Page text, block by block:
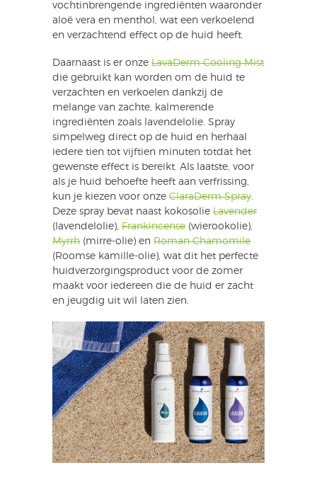
vochtinbrengende ingrediënten waaronder
aloë vera en menthol, wat een verkoelend
en verzachtend effect op de huid heeft.
Daarnaast is er onze LavaDerm Cooling Mist
die gebruikt kan worden om de huid te
verzachten en verkoelen dankzij de
melange van zachte, kalmerende
ingrediënten zoals lavendelolie. Spray
simpelweg direct op de huid en herhaal
iedere tien tot vijftien minuten totdat het
gewenste effect is bereikt. Als laatste, voor
als je huid behoefte heeft aan verfrissing,
kun je kiezen voor onze ClaraDerm Spray.
Deze spray bevat naast kokosolie Lavender
(lavendelolie), Frankincense (wierookolie),
Myrrh (mirre-olie) en Roman Chamomile
(Roomse kamille-olie), wat dit het perfecte
huidverzorgingsproduct voor de zomer
maakt voor iedereen die de huid er zacht
en jeugdig uit wil laten zien.